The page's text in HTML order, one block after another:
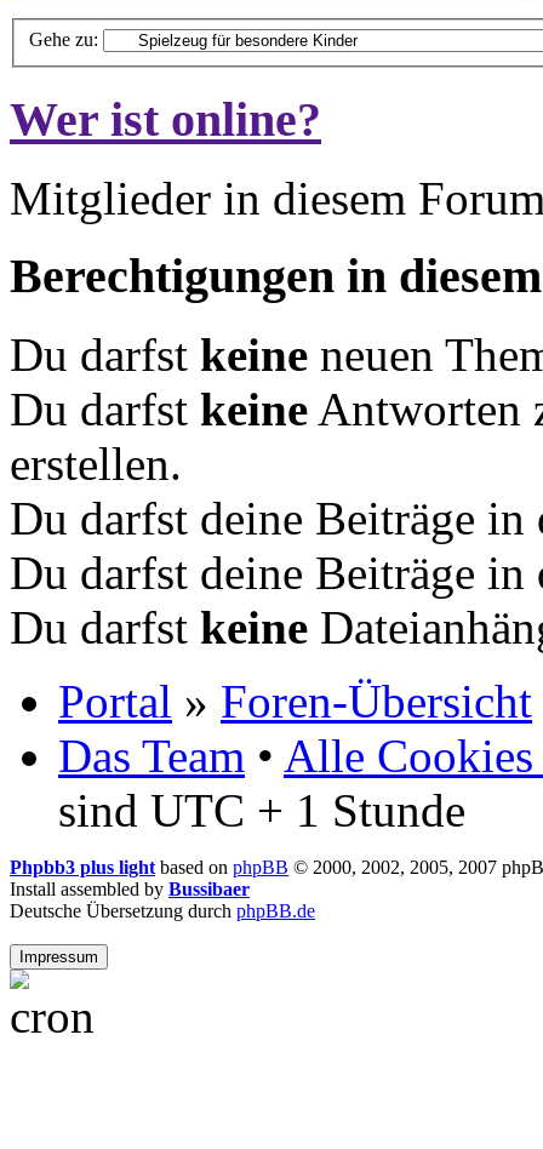
Gehe zu:
Wer ist online?
Mitglieder in diesem
Berechtigungen in
Du darfst keine neuen
Du darfst keine Antworten
erstellen.
Du darfst deine Beiträge
Du darfst deine Beiträge
Du darfst keine
Portal » Foren-Übersicht
Das Team • Alle Cookies
sind UTC + 1 Stunde
Phpbb3 plus light based on phpBB © 2000, 2002, 2005, 2007
Install assembled by Bussibaer
Deutsche Übersetzung durch phpBB.de